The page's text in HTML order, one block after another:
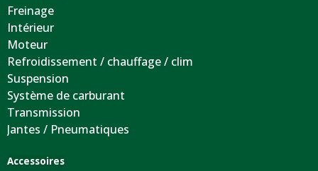
Freinage
Intérieur
Moteur
Refroidissement / chauffage / clim
Suspension
Système de carburant
Transmission
Jantes / Pneumatiques
Accessoires